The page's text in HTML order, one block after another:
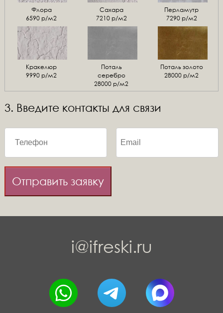
Флора
6590 р/м2
Сахара
7210 р/м2
Перламутр
7290 р/м2
Кракелюр
9990 р/м2
Поталь
серебро
28000 р/м2
Поталь золото
28000 р/м2
3. Введите контакты для связи
Отправить заявку
i@ifreski.ru